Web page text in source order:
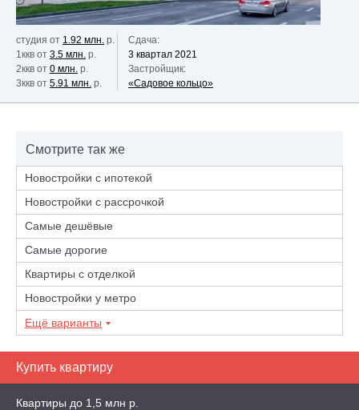
студия от 1.92 млн. р.
1ккв от 3.5 млн. р.
2ккв от 0 млн. р.
3ккв от 5.91 млн. р.
Сдача:
3 квартал 2021
Застройщик:
«Садовое кольцо»
Смотрите так же
Новостройки с ипотекой
Новостройки с рассрочкой
Самые дешёвые
Самые дорогие
Квартиры с отделкой
Новостройки у метро
Ещё варианты
Купить квартиру
Квартиры до 1,5 млн р.